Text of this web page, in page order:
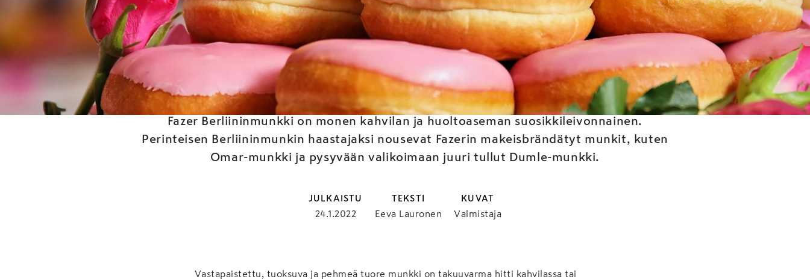
Mikä munkki Fazerilla kävikään
Fazer Berliininmunkki on monen kahvilan ja huoltoaseman suosikkileivonnainen.
Perinteisen Berliininmunkin haastajaksi nousevat Fazerin makeisbrändätyt munkit, kuten
Omar-munkki ja pysyvään valikoimaan juuri tullut Dumle-munkki.
JULKAISTU
24.1.2022
TEKSTI
Eeva Lauronen
KUVAT
Valmistaja
Vastapaistettu, tuoksuva ja pehmeä tuore munkki on takuuvarma hitti kahvilassa tai